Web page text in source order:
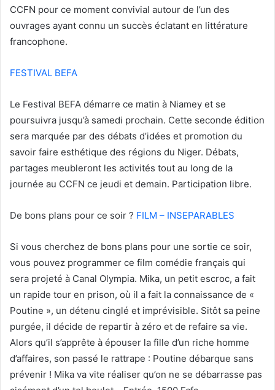
CCFN pour ce moment convivial autour de l’un des
ouvrages ayant connu un succès éclatant en littérature
francophone.
FESTIVAL BEFA
Le Festival BEFA démarre ce matin à Niamey et se
poursuivra jusqu’à samedi prochain. Cette seconde édition
sera marquée par des débats d’idées et promotion du
savoir faire esthétique des régions du Niger. Débats,
partages meubleront les activités tout au long de la
journée au CCFN ce jeudi et demain. Participation libre.
De bons plans pour ce soir ? FILM – INSEPARABLES
Si vous cherchez de bons plans pour une sortie ce soir,
vous pouvez programmer ce film comédie français qui
sera projeté à Canal Olympia. Mika, un petit escroc, a fait
un rapide tour en prison, où il a fait la connaissance de «
Poutine », un détenu cinglé et imprévisible. Sitôt sa peine
purgée, il décide de repartir à zéro et de refaire sa vie.
Alors qu’il s’apprête à épouser la fille d’un riche homme
d’affaires, son passé le rattrape : Poutine débarque sans
prévenir ! Mika va vite réaliser qu’on ne se débarrasse pas